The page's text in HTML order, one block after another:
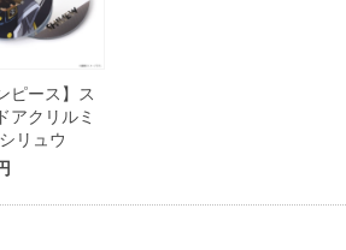
ピース】ス
アクリルミ
リュウ